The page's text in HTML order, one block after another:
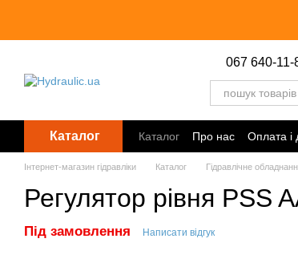
067 640-11-
Каталог Каталог Про нас Оплата і
Інтернет-магазин гідравліки Каталог Гідравлічне
Регулятор рівня PSS
Під замовлення
Написати відгук